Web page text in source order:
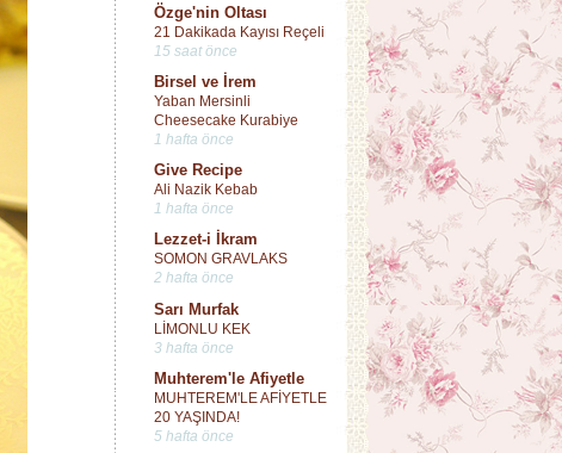
Özge'nin Oltası
21 Dakikada Kayısı Reçeli
15 saat önce
Birsel ve İrem
Yaban Mersinli
Cheesecake Kurabiye
1 hafta önce
Give Recipe
Ali Nazik Kebab
1 hafta önce
Lezzet-i İkram
SOMON GRAVLAKS
2 hafta önce
Sarı Murfak
LİMONLU KEK
3 hafta önce
Muhterem'le Afiyetle
MUHTEREM'LE AFİYETLE
20 YAŞINDA!
5 hafta önce